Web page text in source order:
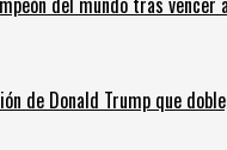
de Donald Trump que